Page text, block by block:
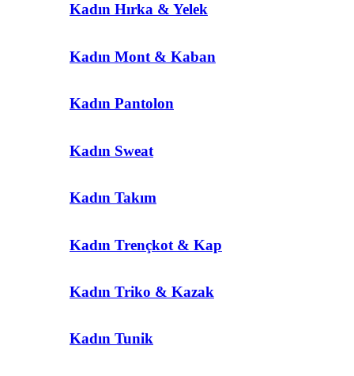
Kadın Hırka & Yelek
Kadın Mont & Kaban
Kadın Pantolon
Kadın Sweat
Kadın Takım
Kadın Trençkot & Kap
Kadın Triko & Kazak
Kadın Tunik